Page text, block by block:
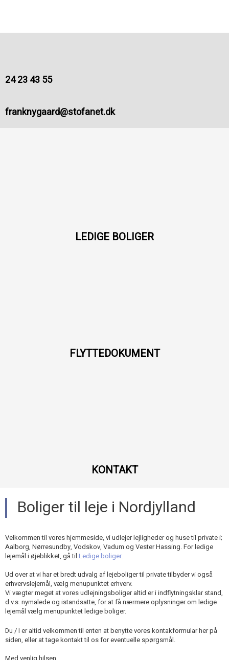
24 23 43 55
franknygaard@stofanet.dk
LEDIGE BOLIGER
FLYTTEDOKUMENT​
KONTAKT​
Boliger til leje i Nordjylland​
Velkommen til vores hjemmeside, vi udlejer lejligheder og huse til private i;
Aalborg, Nørresundby, Vodskov, Vadum og Vester Hassing. For ledige
lejemål i øjeblikket, gå til Ledige boliger.
Ud over at vi har et bredt udvalg af lejeboliger til private tilbyder vi også
erhvervslejemål, vælg menupunktet erhverv.
Vi vægter meget at vores udlejningsboliger altid er i indflytningsklar stand,
d.v.s. nymalede og istandsatte, for at få nærmere oplysninger om ledige
lejemål vælg menupunktet ledige boliger.​
Du / I er altid velkommen til enten at benytte vores kontakformular her på
siden, eller at tage kontakt til os for eventuelle spørgsmål.
Med venlig hilsen